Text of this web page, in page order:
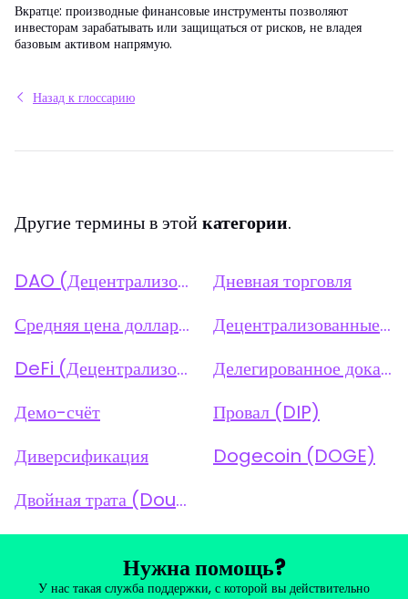
Вкратце: производные финансовые инструменты позволяют
инвесторам зарабатывать или защищаться от рисков, не владея
базовым активом напрямую.
Назад к глоссарию
Другие термины в этойкатегории.
DAO (Децентрализованная автономная организация)
Дневная торговля
Средняя цена доллара (DCA)
Децентрализованные приложения (dApps)
DeFi (Децентрализованные финансы)
Делегированное доказательство доли (DPoS)
Демо-счёт
Провал (DIP)
Диверсификация
Dogecoin (DOGE)
Двойная трата (Double-Spending)
Нужна помощь?
У нас такая служба поддержки, с которой вы действительно